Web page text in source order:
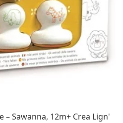
Sawanna, 12m+ Crea Lign'